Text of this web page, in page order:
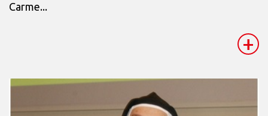
Carme...
+